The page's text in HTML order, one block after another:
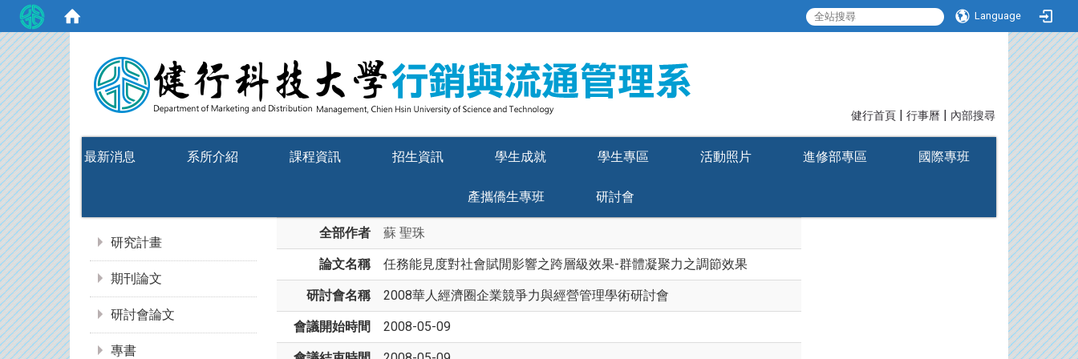
Language
健行首頁 | 行事曆 | 內部搜尋
最新消息 系所介紹 課程資訊 招生資訊 學生成就 學生專區 活動照片 進修部專區 國際專班
產攜僑生專班 研討會
研究計畫
期刊論文
研討會論文
專書
全部作者 蘇 聖珠
論文名稱 任務能見度對社會賦閒影響之跨層級效果-群體凝聚力之調節效果
研討會名稱 2008華人經濟圈企業競爭力與經營管理學術研討會
會議開始時間 2008-05-09